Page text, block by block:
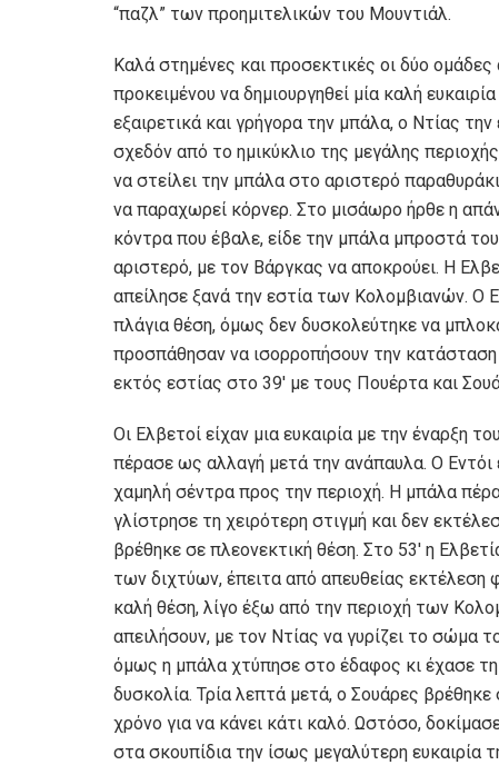
“παζλ” των προημιτελικών του Μουντιάλ.
Καλά στημένες και προσεκτικές οι δύο
προκειμένου να δημιουργηθεί μία καλή
εξαιρετικά και γρήγορα την μπάλα, ο Ντίας
σχεδόν από το ημικύκλιο της μεγάλης
να στείλει την μπάλα στο αριστερό
να παραχωρεί κόρνερ. Στο μισάωρο ήρθε η
κόντρα που έβαλε, είδε την μπάλα μπροστά
αριστερό, με τον Βάργκας να αποκρούει. Η
απείλησε ξανά την εστία των Κολομβιανών. Ο
πλάγια θέση, όμως δεν δυσκολεύτηκε να
προσπάθησαν να ισορροπήσουν την
εκτός εστίας στο 39′ με τους Πουέρτα και
Oι Ελβετοί είχαν μια ευκαιρία με την έναρξη
πέρασε ως αλλαγή μετά την ανάπαυλα. Ο Εντόι
χαμηλή σέντρα προς την περιοχή. Η μπάλα
γλίστρησε τη χειρότερη στιγμή και δεν
βρέθηκε σε πλεονεκτική θέση. Στο 53′ η
των διχτύων, έπειτα από απευθείας εκτέλεση
καλή θέση, λίγο έξω από την περιοχή των
απειλήσουν, με τον Ντίας να γυρίζει το σώμα
όμως η μπάλα χτύπησε στο έδαφος κι έχασε
δυσκολία. Τρία λεπτά μετά, ο Σουάρες
χρόνο για να κάνει κάτι καλό. Ωστόσο,
στα σκουπίδια την ίσως μεγαλύτερη ευκαιρία